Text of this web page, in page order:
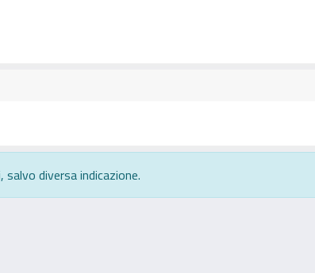
diversa indicazione.